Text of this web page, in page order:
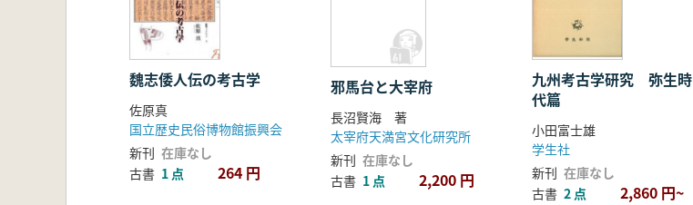
魏志倭人伝の考古学
佐原真
国立歴史民俗博物館振興会
新刊 在庫なし
古書 1 点 264 円
邪馬台と大宰府
長沼賢海 著
太宰府天満宮文化研究所
新刊 在庫なし
古書 1 点 2,200 円
九州考古学研究 弥生時
代篇
小田富士雄
学生社
新刊 在庫なし
古書 2 点 2,860 円~